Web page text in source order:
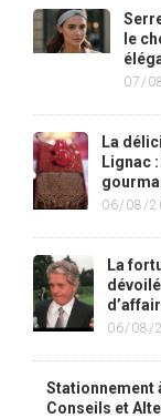
le
07/
La
Lignac
06/08/
La
06/08/
Stationnement
Conseils et